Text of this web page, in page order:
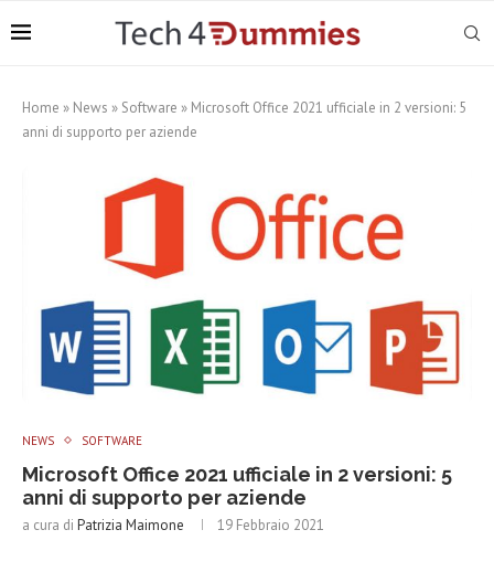
Home » News » Software » Microsoft Office 2021 ufficiale in 2 versioni: 5
anni di supporto per aziende
NEWS SOFTWARE
Microsoft Office 2021 ufficiale in 2 versioni: 5
anni di supporto per aziende
a cura di Patrizia Maimone 19 Febbraio 2021